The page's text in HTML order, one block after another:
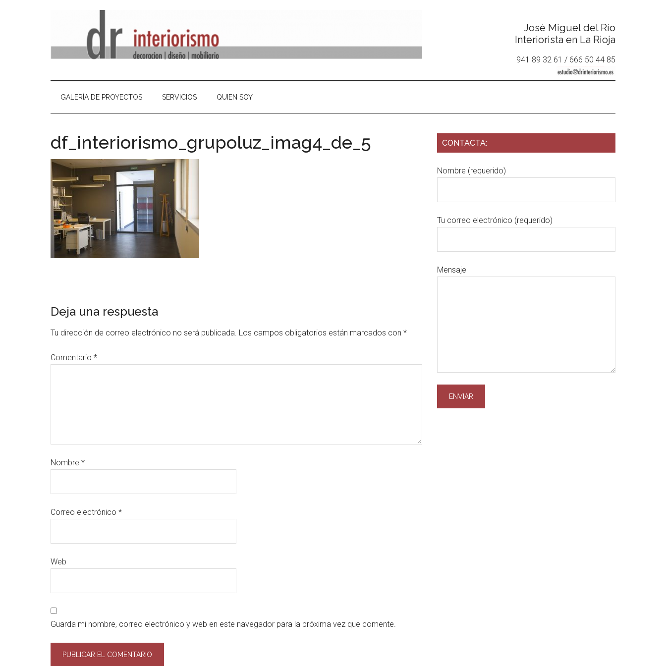
José Miguel del Río
Interiorista en La Rioja
941 89 32 61 / 666 50 44 85
GALERÍA DE PROYECTOS SERVICIOS QUIEN SOY
df_interiorismo_grupoluz_imag4_de_5
Deja una respuesta
Tu dirección de correo electrónico no será publicada. Los campos obligatorios están marcados con *
Comentario *
Nombre *
Correo electrónico *
Web
Guarda mi nombre, correo electrónico y web en este navegador para la próxima vez que comente.
CONTACTA:
Nombre (requerido)
Tu correo electrónico (requerido)
Mensaje